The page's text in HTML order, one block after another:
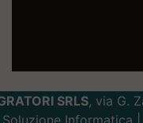
SRLS, via G.
Informatica